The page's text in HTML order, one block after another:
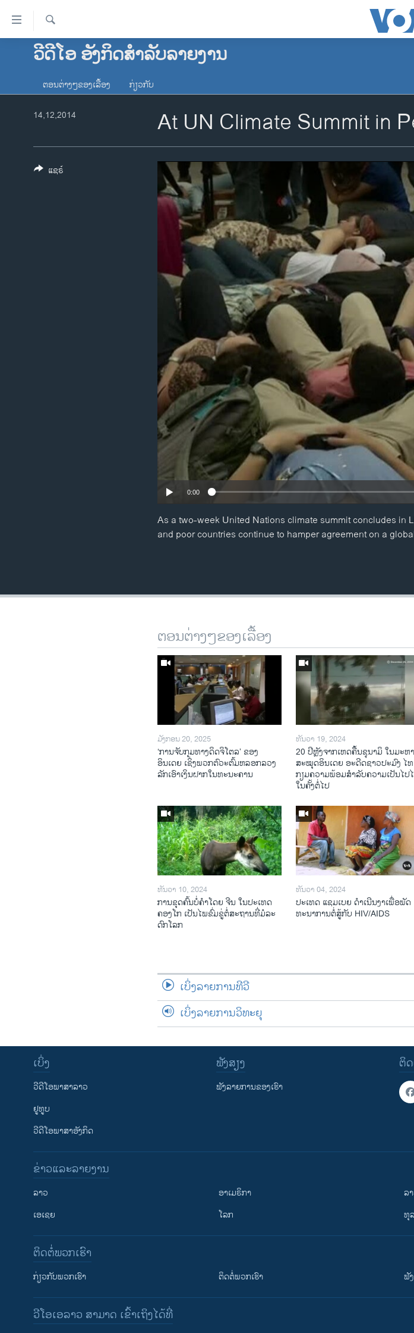
ລິ້ງ
ສຳຫລັບ
ຂ້າມ
ໂຮມເພຈ
ອາເມຣິກາ
ການເລືອກຕັ້ງ ປະທານາທີບໍດີ ສະຫະລັດ
ຂ່າວ​ຈີນ
ຄົ້ນຫາ
ວີດີໂອ ອັງກິດສຳລັບລາຍງານ
ຕອນຕ່າງໆຂອງເລື້ອງ ກ່ຽວກັບ
At UN Climate Summit in
14,12,2014
No
0:00
As a two-week United Nations climate summit concludes in
and poor countries continue to hamper agreement on a
ແຊຣ໌
ຕອນຕ່າງໆຂອງເລື້ອງ
ມັງກອນ 20, 2025
‘ການຈັບກຸມທາງດິດຈິໂຕລ’ ຂອງ
ອິນເດຍ ເຊິ່ງພວກຕົວະຕົ້ມຫລອກລວງ
ລັກເອົາເງິນຝາກໃນທະນະຄານ
ທັນວາ 19, 2024
20 ປີຫຼັງ​ຈາກ​ເຫດ​ຄື້ນ​ຊຸ​ນາ​ມິ ໃນ​ມະ​ຫາ​
ສະ​ໝຸດ​ອິນ​ເດຍ ອະ​ດີດ​ຊາວ​ປະ​ມົງ ໄທ
ກຽມ​ຄວາມ​ພ້ອມ​ສຳ​ລັບ​ຄວາມ​ເປັນ​ໄປ​
ໃນ​ຄັ້ງ​ຕໍ່​ໄປ
ທັນວາ 10, 2024
ການ​ຂຸດ​ຄົ້ນ​ບໍ່​ຄຳ​ໂດຍ ຈີນ ໃນ​ປະ​ເທດ
ຄອງ​ໂກ ເປັນ​ໄພ​ຂົ່ມ​ຂູ່​ຕໍ່​ສະ​ຖານ​ທີ່​ມໍ​ລະ​
ດົກ​ໂລກ​
ທັນວາ 04, 2024
ປະ​ເທດ ແຊມ​ເບຍ ດຳ​ເນີນ​ງາ​ເພື່ອ​ພັດ​
ທະ​ນາ​ການ​ຕໍ່​ສູ້​ກັບ​ HIV/AIDS
ເບິ່ງລາຍການທີວີ
ເບິ່ງລາຍການວິທະຍຸ
ຕິ
ເບິ່ງ
ວີດີໂອພາສາລາວ
ຢູທູບ
ວີດີໂອພາສາອັງກິດ
ຟັງສຽງ
ຟັງລາຍການຂອງເຮົາ
ຂ່າວແລະລາຍງານ
ລາວ
ເອເຊຍ
ອາເມຣິກາ
ໂລກ
ລ
ທຸ
ຕິດຕໍ່ພວກເຮົາ
ກ່ຽວກັບພວກເຮົາ ຕິດຕໍ່ພວກເຮົາ ຟັ
ວີໂອເອລາວ ສາມາດ ເຂົ້າເຖິງໄດ້ທີ່